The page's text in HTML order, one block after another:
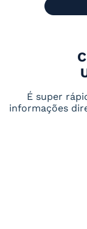
É super
informações